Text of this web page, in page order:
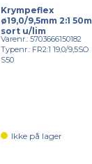
Krympeflex
ø19,0/9,5mm 2:1 50m
sort u/lim
Varenr.: 5703666150182
Typenr.: FR2:1 19,0/9,5SO
S50
Ikke på lager